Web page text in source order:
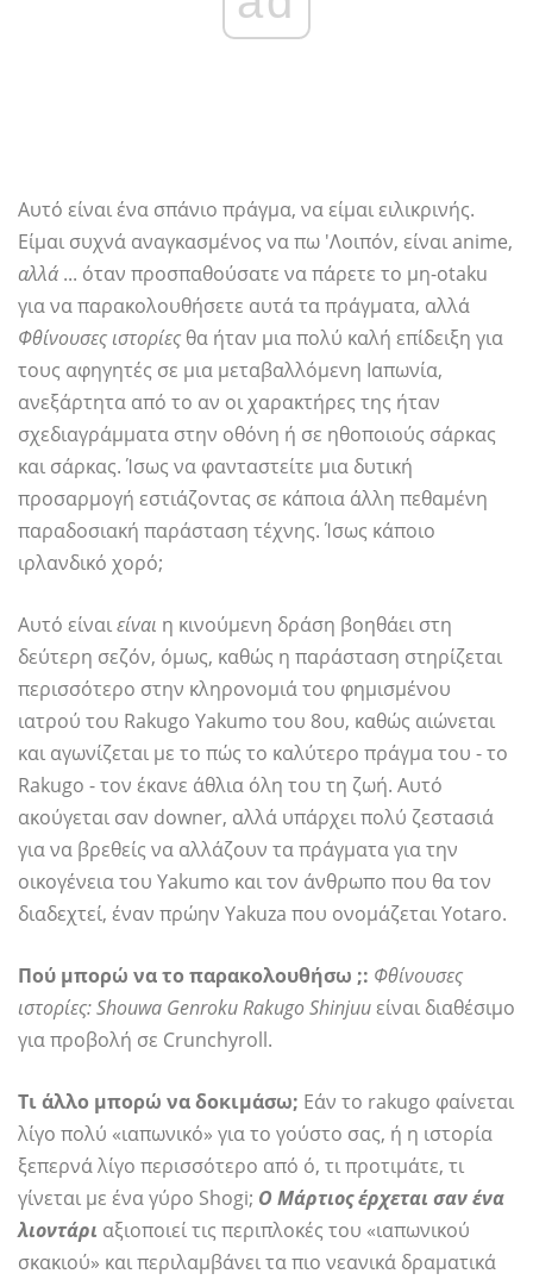
Αυτό είναι ένα σπάνιο πράγμα, να είμαι ειλικρινής.
Είμαι συχνά αναγκασμένος να πω 'Λοιπόν, είναι anime,
αλλά ... όταν προσπαθούσατε να πάρετε το μη-otaku
για να παρακολουθήσετε αυτά τα πράγματα, αλλά
Φθίνουσες ιστορίες θα ήταν μια πολύ καλή επίδειξη για
τους αφηγητές σε μια μεταβαλλόμενη Ιαπωνία,
ανεξάρτητα από το αν οι χαρακτήρες της ήταν
σχεδιαγράμματα στην οθόνη ή σε ηθοποιούς σάρκας
και σάρκας. Ίσως να φανταστείτε μια δυτική
προσαρμογή εστιάζοντας σε κάποια άλλη πεθαμένη
παραδοσιακή παράσταση τέχνης. Ίσως κάποιο
ιρλανδικό χορό;
Αυτό είναιείναι η κινούμενη δράση βοηθάει στη
δεύτερη σεζόν, όμως, καθώς η παράσταση στηρίζεται
περισσότερο στην κληρονομιά του φημισμένου
ιατρού του Rakugo Yakumo του 8ου, καθώς αιώνεται
και αγωνίζεται με το πώς το καλύτερο πράγμα του - το
Rakugo - τον έκανε άθλια όλη του τη ζωή. Αυτό
ακούγεται σαν downer, αλλά υπάρχει πολύ ζεστασιά
για να βρεθείς να αλλάζουν τα πράγματα για την
οικογένεια του Yakumo και τον άνθρωπο που θα τον
διαδεχτεί, έναν πρώην Yakuza που ονομάζεται Yotaro.
Πού μπορώ να το παρακολουθήσω ;: Φθίνουσες
ιστορίες: Shouwa Genroku Rakugo Shinjuuείναι διαθέσιμο
για προβολή σε Crunchyroll.
Τι άλλο μπορώ να δοκιμάσω; Εάν το rakugo φαίνεται
λίγο πολύ «ιαπωνικό» για το γούστο σας, ή η ιστορία
ξεπερνά λίγο περισσότερο από ό, τι προτιμάτε, τι
γίνεται με ένα γύρο Shogi; Ο Μάρτιος έρχεται σαν ένα
λιοντάρι αξιοποιεί τις περιπλοκές του «ιαπωνικού
σκακιού» και περιλαμβάνει τα πιο νεανικά δραματικά